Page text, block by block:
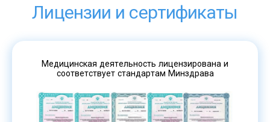
Лицензии и сертификаты
Медицинская деятельность лицензирована и
соответствует стандартам Минздрава